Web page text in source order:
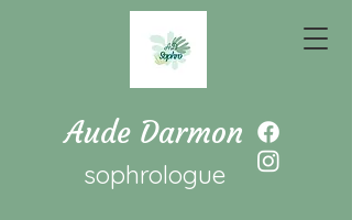
Aude Darmon
sophrologue